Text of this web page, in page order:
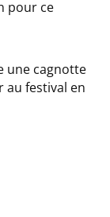
pour ce
une cagnotte
au festival en